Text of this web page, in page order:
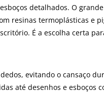
detalhados. O
resinas termoplásticas
É a escolha certa
evitando o cansaço
até desenhos e esboços